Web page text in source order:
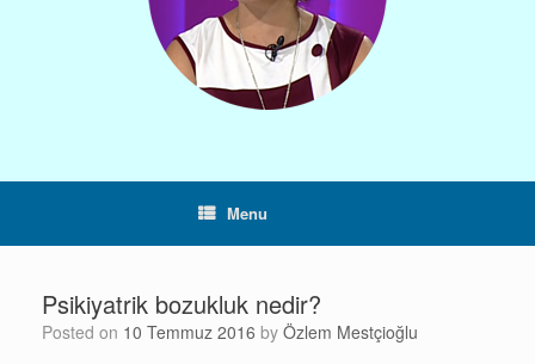
Menu
Psikiyatrik bozukluk nedir?
Posted on 10 Temmuz 2016 by Özlem Mestçioğlu